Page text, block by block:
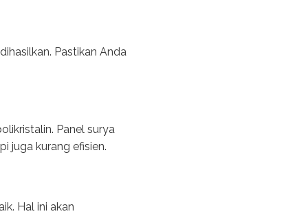
Pastikan Anda
Panel surya
juga kurang efisien.
Hal ini akan